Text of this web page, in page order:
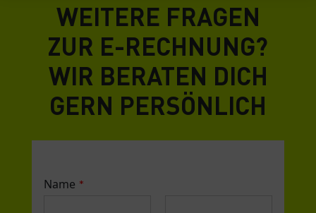
WEITERE FRAGEN
ZUR E-RECHNUNG?
WIR BERATEN DICH
GERN PERSÖNLICH
Name *